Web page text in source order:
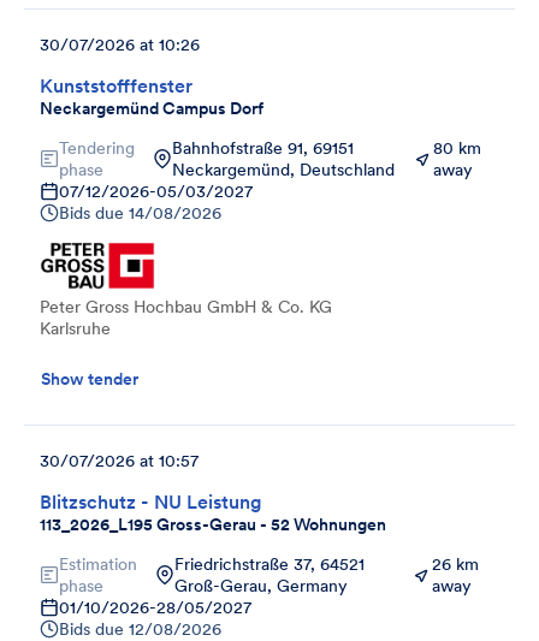
Kunststofffenster
Neckargemünd Campus Dorf
30/07/2026 at 10:26
Tendering
phase
Bahnhofstraße 91, 69151
Neckargemünd, Deutschland
80 km
away
07/12/2026-05/03/2027
Bids due 14/08/2026
Peter Gross Hochbau GmbH & Co. KG
Karlsruhe
Show tender
Blitzschutz - NU Leistung
113_2026_L195 Gross-Gerau - 52 Wohnungen
30/07/2026 at 10:57
Estimation
phase
Friedrichstraße 37, 64521
Groß-Gerau, Germany
26 km
away
01/10/2026-28/05/2027
Bids due 12/08/2026